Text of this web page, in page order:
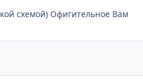
схемой) Офигительное Вам